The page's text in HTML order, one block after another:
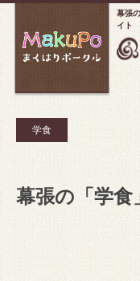
幕張
イト
学食
幕張の「学食